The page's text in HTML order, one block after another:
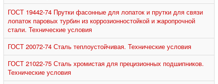
ГОСТ 19442-74 Прутки фасонные для лопаток и прутки для связи
лопаток паровых турбин из коррозионностойкой и жаропрочной
стали. Технические условия
ГОСТ 20072-74 Сталь теплоустойчивая. Технические условия
ГОСТ 21022-75 Сталь хромистая для прецизионных подшипников.
Технические условия